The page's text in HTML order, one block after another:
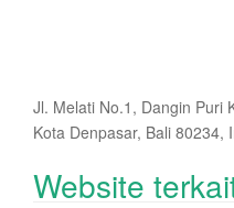
Jl. Melati No.1, Dangin Puri
Kota Denpasar, Bali 80234,
Website